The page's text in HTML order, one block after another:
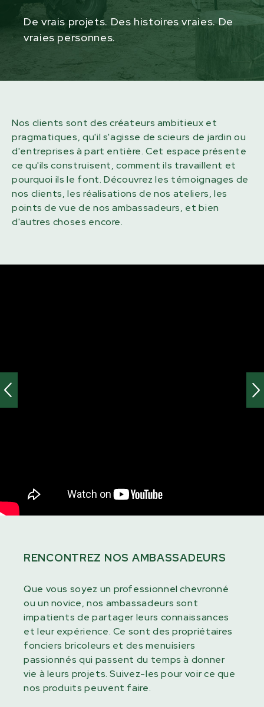
De vrais projets. Des histoires vraies. De
vraies personnes.
Nos clients sont des créateurs ambitieux et
pragmatiques, qu'il s'agisse de scieurs de jardin ou
d'entreprises à part entière. Cet espace présente
ce qu'ils construisent, comment ils travaillent et
pourquoi ils le font. Découvrez les témoignages de
nos clients, les réalisations de nos ateliers, les
points de vue de nos ambassadeurs, et bien
d'autres choses encore.
RENCONTREZ NOS AMBASSADEURS
Que vous soyez un professionnel chevronné
ou un novice, nos ambassadeurs sont
impatients de partager leurs connaissances
et leur expérience. Ce sont des propriétaires
fonciers bricoleurs et des menuisiers
passionnés qui passent du temps à donner
vie à leurs projets. Suivez-les pour voir ce que
nos produits peuvent faire.